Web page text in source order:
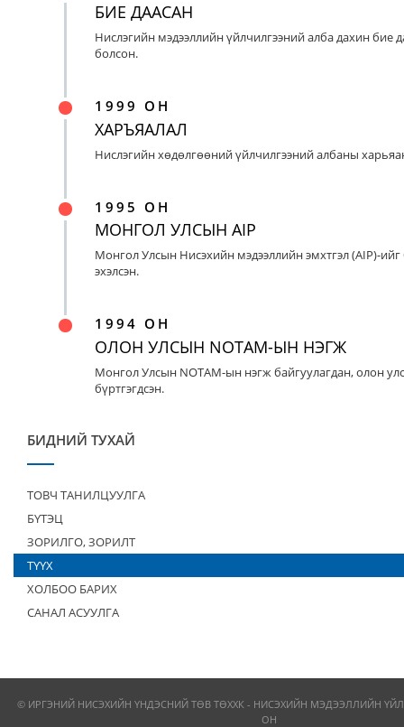
БИЕ ДААСАН
Нислэгийн мэдээллийн үйлчилгээний алба дахин бие
болсон.
1999 ОН
ХАРЪЯАЛАЛ
Нислэгийн хөдөлгөөний үйлчилгээний албаны
1995 ОН
МОНГОЛ УЛСЫН AIP
Монгол Улсын Нисэхийн мэдээллийн эмхтгэл (AIP)-
эхэлсэн.
1994 ОН
ОЛОН УЛСЫН NOTAM-ЫН НЭГЖ
Монгол Улсын NOTAM-ын нэгж байгуулагдан, олон
бүртгэгдсэн.
БИДНИЙ ТУХАЙ
ТОВЧ ТАНИЛЦУУЛГА
БҮТЭЦ
ЗОРИЛГО, ЗОРИЛТ
ТҮҮХ
ХОЛБОО БАРИХ
САНАЛ АСУУЛГА
© ИРГЭНИЙ НИСЭХИЙН ҮНДЭСНИЙ ТӨВ ТӨХХК - НИСЭХИЙН МЭДЭЭЛЛИЙН
ОН